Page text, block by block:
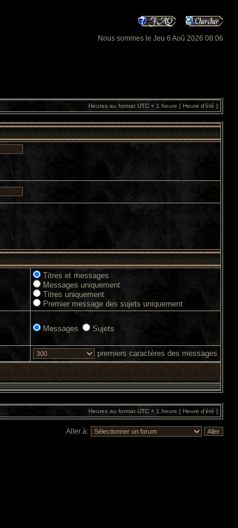
Nous sommes le Jeu 6 Aoû 2026 08:06
Heures au format UTC + 1 heure [ Heure d’été ]
Titres et messages
Messages uniquement
Titres uniquement
Premier message des sujets uniquement
Messages Sujets
premiers caractères des messages
Heures au format UTC + 1 heure [ Heure d’été ]
Aller à: